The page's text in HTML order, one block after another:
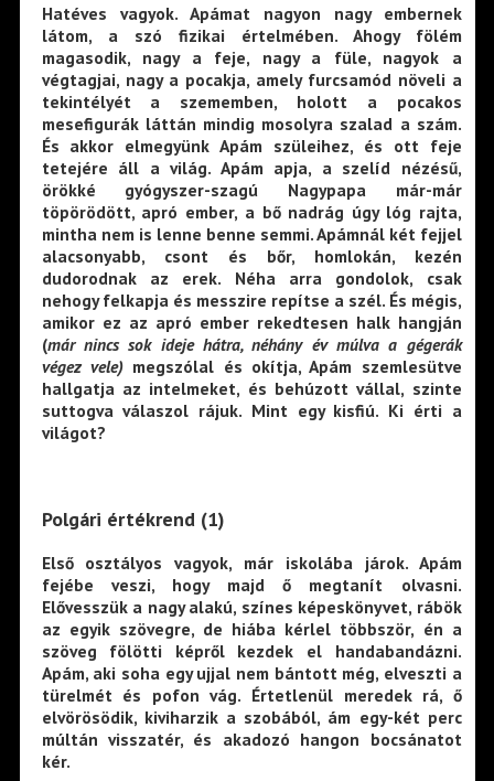
Hatéves vagyok. Apámat nagyon nagy embernek
látom, a szó fizikai értelmében. Ahogy fölém
magasodik, nagy a feje, nagy a füle, nagyok a
végtagjai, nagy a pocakja, amely furcsamód növeli a
tekintélyét a szememben, holott a pocakos
mesefigurák láttán mindig mosolyra szalad a szám.
És akkor elmegyünk Apám szüleihez, és ott feje
tetejére áll a világ. Apám apja, a szelíd nézésű,
örökké gyógyszer-szagú Nagypapa már-már
töpörödött, apró ember, a bő nadrág úgy lóg rajta,
mintha nem is lenne benne semmi. Apámnál két fejjel
alacsonyabb, csont és bőr, homlokán, kezén
dudorodnak az erek. Néha arra gondolok, csak
nehogy felkapja és messzire repítse a szél. És mégis,
amikor ez az apró ember rekedtesen halk hangján
(már nincs sok ideje hátra, néhány év múlva a gégerák
végez vele) megszólal és okítja, Apám szemlesütve
hallgatja az intelmeket, és behúzott vállal, szinte
suttogva válaszol rájuk. Mint egy kisfiú. Ki érti a
világot?
Polgári értékrend (1)
Első osztályos vagyok, már iskolába járok. Apám
fejébe veszi, hogy majd ő megtanít olvasni.
Elővesszük a nagy alakú, színes képeskönyvet, rábök
az egyik szövegre, de hiába kérlel többször, én a
szöveg fölötti képről kezdek el handabandázni.
Apám, aki soha egy ujjal nem bántott még, elveszti a
türelmét és pofon vág. Értetlenül meredek rá, ő
elvörösödik, kiviharzik a szobából, ám egy-két perc
múltán visszatér, és akadozó hangon bocsánatot
kér.